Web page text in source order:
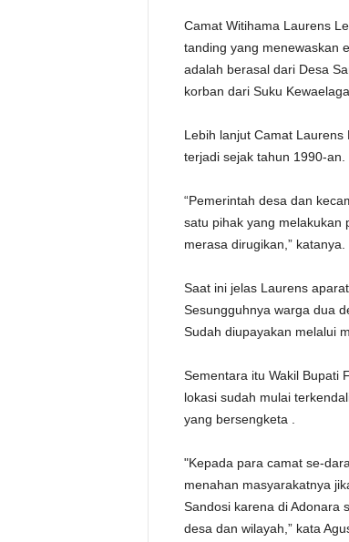
Camat Witihama Laurens
tanding yang menewaskan
adalah berasal dari Desa
korban dari Suku
Lebih lanjut Camat
terjadi sejak tahun 1990-an.
“Pemerintah desa dan
satu pihak yang melakukan
merasa dirugikan,” katanya.
Saat ini jelas Laurens
Sesungguhnya warga dua
Sudah diupayakan melalui
Sementara itu Wakil Bupati
lokasi sudah mulai
yang bersengketa .
"Kepada para camat se-
menahan masyarakatnya
Sandosi karena di Adonara
desa dan wilayah,” kata